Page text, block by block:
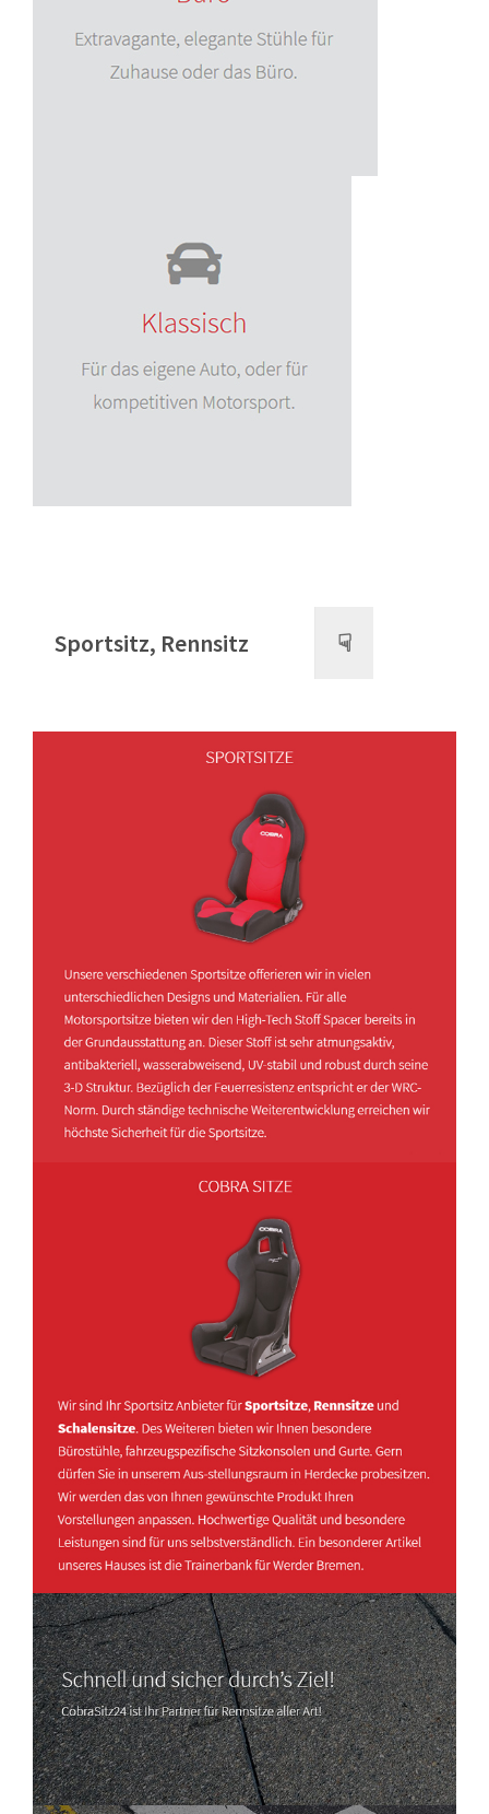
Sportsitz, Rennsitz ☟